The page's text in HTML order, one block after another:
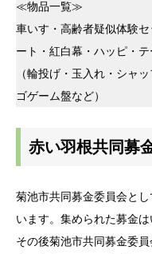
≪物品一覧≫
車いす・高齢者疑似体験
ート・紅白幕・ハッピ・
（輪投げ・玉入れ・シャ
ゴゲーム盤など）
赤い羽根共同募
菊池市共同募金委員会と
います。集められた募金
その後菊池市共同募金委